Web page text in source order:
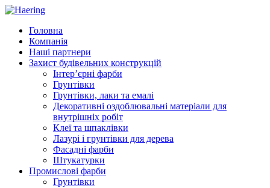
Головна
Компанія
Наші партнери
Захист будівельних конструкцій
Інтер’єрні фарби
Грунтівки
Грунтівки, лаки та емалі
Декоративні оздоблювальні матеріали для
внутрішніх робіт
Клеї та шпаклівки
Лазурі і грунтівки для дерева
Фасадні фарби
Штукатурки
Промислові фарби
Грунтівки